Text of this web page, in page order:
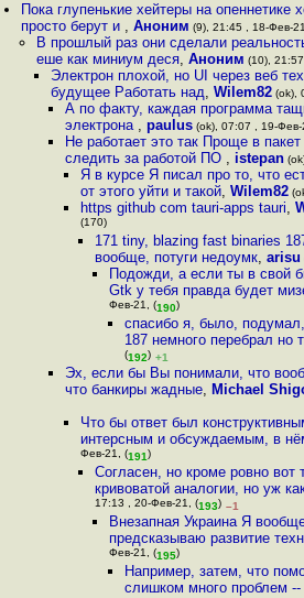
Пока глупенькие хейтеры на опеннетике
просто берут и ,Аноним (9), 21:45 , 18-Фев-
В прошлый раз они сделали
еше как миниум деся, Аноним (10),
Электрон плохой, но UI через веб
будущее Работать над, Wilem82(ok),
А по факту, каждая программа
электрона ,paulus (ok), 07:07 , 19-Фев-
Не работает это так Проще в
следить за работой ПО , istepan
Я в курсе Я писал про то, что
от этого уйти и такой, Wilem82
https github com tauri-apps tauri,
(170)
171 tiny, blazing fast binaries
вообще, потуги недоумк, arisu
Подожди, а если ты в свой
Gtk у тебя правда будет
Фев-21, (190)
спасибо я, было,
187 немного перебрал но
(192) +1
Эх, если бы Вы понимали, что
что банкиры жадные, Michael
Что бы ответ был
интерсным и обсуждаемым, в
Фев-21, (191)
Согласен, но кроме ровно вот
кривоватой аналогии, но уж
17:13 , 20-Фев-21, (193) –1
Внезапная Украина Я
предсказываю развитие техн
Фев-21, (195)
Например, затем, что
слишком много проблем --